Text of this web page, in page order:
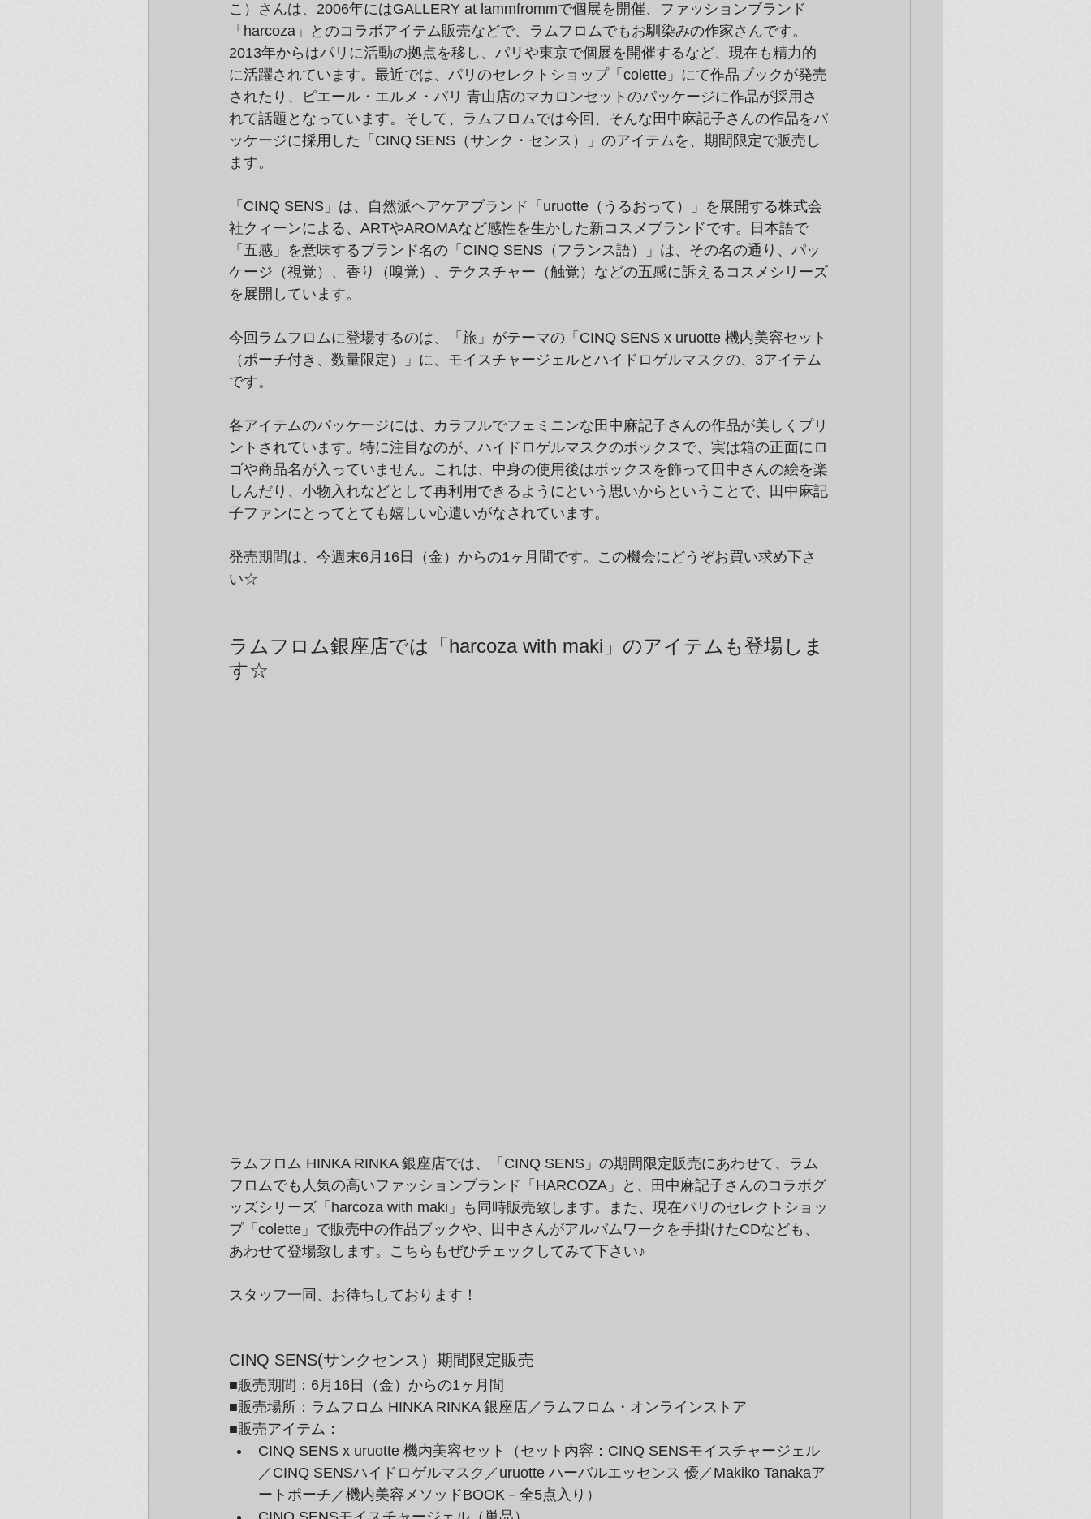
こ）さんは、2006年にはGALLERY at lammfrommで個展を開催、ファッションブランド
「harcoza」とのコラボアイテム販売などで、ラムフロムでもお馴染みの作家さんです。
2013年からはパリに活動の拠点を移し、パリや東京で個展を開催するなど、現在も精力的
に活躍されています。最近では、パリのセレクトショップ「colette」にて作品ブックが発売
されたり、ピエール・エルメ・パリ 青山店のマカロンセットのパッケージに作品が採用さ
れて話題となっています。そして、ラムフロムでは今回、そんな田中麻記子さんの作品をパ
ッケージに採用した「CINQ SENS（サンク・センス）」のアイテムを、期間限定で販売し
ます。
「CINQ SENS」は、自然派ヘアケアブランド「uruotte（うるおって）」を展開する株式会
社クィーンによる、ARTやAROMAなど感性を生かした新コスメブランドです。日本語で
「五感」を意味するブランド名の「CINQ SENS（フランス語）」は、その名の通り、パッ
ケージ（視覚）、香り（嗅覚）、テクスチャー（触覚）などの五感に訴えるコスメシリーズ
を展開しています。
今回ラムフロムに登場するのは、「旅」がテーマの「CINQ SENS x uruotte 機内美容セット
（ポーチ付き、数量限定）」に、モイスチャージェルとハイドロゲルマスクの、3アイテム
です。
各アイテムのパッケージには、カラフルでフェミニンな田中麻記子さんの作品が美しくプリ
ントされています。特に注目なのが、ハイドロゲルマスクのボックスで、実は箱の正面にロ
ゴや商品名が入っていません。これは、中身の使用後はボックスを飾って田中さんの絵を楽
しんだり、小物入れなどとして再利用できるようにという思いからということで、田中麻記
子ファンにとってとても嬉しい心遣いがなされています。
発売期間は、今週末6月16日（金）からの1ヶ月間です。この機会にどうぞお買い求め下さ
い☆
ラムフロム銀座店では「harcoza with maki」のアイテムも登場しま
す☆
ラムフロム HINKA RINKA 銀座店では、「CINQ SENS」の期間限定販売にあわせて、ラム
フロムでも人気の高いファッションブランド「HARCOZA」と、田中麻記子さんのコラボグ
ッズシリーズ「harcoza with maki」も同時販売致します。また、現在パリのセレクトショッ
プ「colette」で販売中の作品ブックや、田中さんがアルバムワークを手掛けたCDなども、
あわせて登場致します。こちらもぜひチェックしてみて下さい♪
スタッフ一同、お待ちしております！
CINQ SENS(サンクセンス）期間限定販売
■販売期間：6月16日（金）からの1ヶ月間
■販売場所：ラムフロム HINKA RINKA 銀座店／ラムフロム・オンラインストア
■販売アイテム：
CINQ SENS x uruotte 機内美容セット（セット内容：CINQ SENSモイスチャージェル
／CINQ SENSハイドロゲルマスク／uruotte ハーバルエッセンス 優／Makiko Tanakaア
ートポーチ／機内美容メソッドBOOK－全5点入り）